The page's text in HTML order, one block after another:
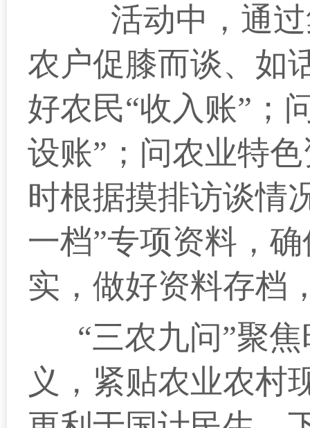
活动中，通过集
农户促膝而谈、如
好农民“收入账”；
设账”；问农业特
时根据摸排访谈情
一档”专项资料，
实，做好资料存档
“三农九问”聚焦
义，紧贴农业农村